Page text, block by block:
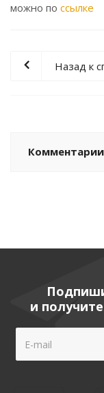
можно по ссылке
Назад к
Комментарии
и